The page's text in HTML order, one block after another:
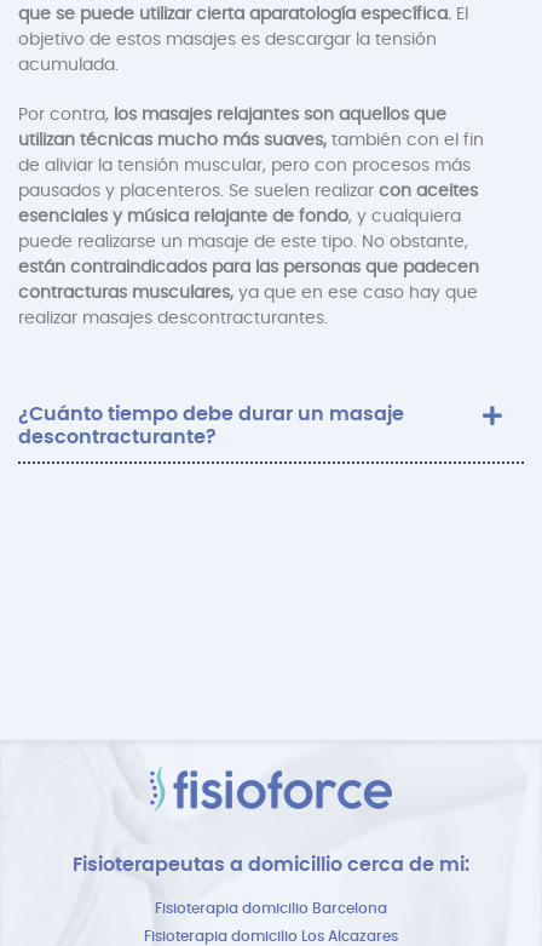
que se puede utilizar cierta aparatología específica. El
objetivo de estos masajes es descargar la tensión
acumulada.
Por contra, los masajes relajantes son aquellos que
utilizan técnicas mucho más suaves, también con el fin
de aliviar la tensión muscular, pero con procesos más
pausados y placenteros. Se suelen realizar con aceites
esenciales y música relajante de fondo, y cualquiera
puede realizarse un masaje de este tipo. No obstante,
están contraindicados para las personas que padecen
contracturas musculares, ya que en ese caso hay que
realizar masajes descontracturantes.
¿Cuánto tiempo debe durar un masaje
descontracturante?
Fisioterapeutas a domicillio cerca de mi:
Fisioterapia domicilio Barcelona
Fisioterapia domicilio Los Alcazares